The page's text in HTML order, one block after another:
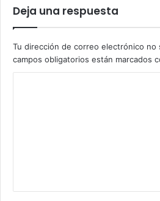
Deja una respuesta
Tu dirección de correo electrónico no
campos obligatorios están marcados